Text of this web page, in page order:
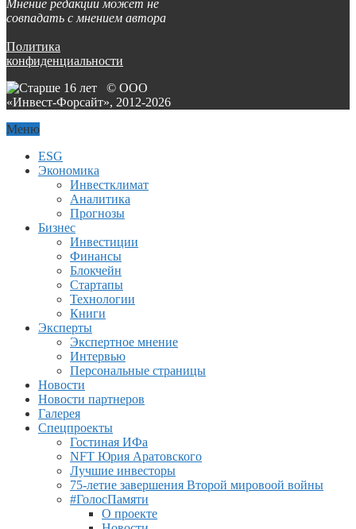
Мнение редакции может не
совпадать с мнением автора
Политика
конфиденциальности
© ООО
«Инвест-Форсайт», 2012-2026
Меню
ESG
Экономика
Инвестклимат
Аналитика
Прогнозы
Бизнес
Инвестиции
Финансы
Блокчейн
Стартапы
Технологии
Книги
Эксперты
Экспертное мнение
Интервью
Персональные страницы
Новости
Новости партнеров
Галерея
Спецпроекты
Гостиная ИФа
NFT Юрия Аратовского
Лучшие инвесторы
75-летие завершения Второй мировоой войны
#ГолосПамяти
О проекте